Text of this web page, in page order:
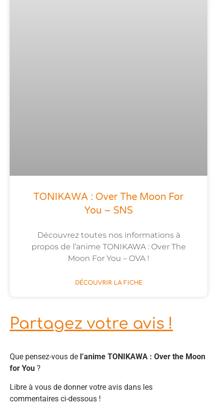
TONIKAWA : Over The Moon For
You – SNS
Découvrez toutes nos informations à
propos de l’anime TONIKAWA : Over The
Moon For You – OVA !
DÉCOUVRIR LA FICHE
Partagez votre avis !
Que pensez-vous de l’anime TONIKAWA : Over the Moon
for You ?
Libre à vous de donner votre avis dans les
commentaires ci-dessous !